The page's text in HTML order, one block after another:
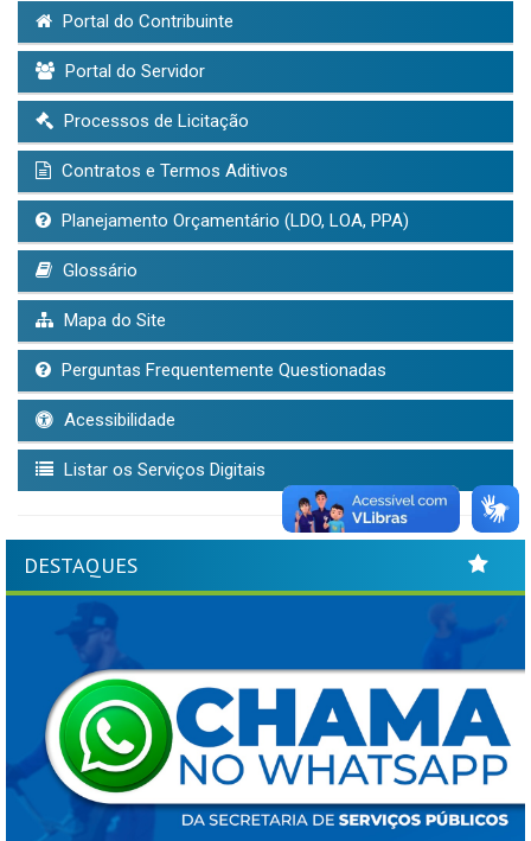
Portal do Contribuinte
Portal do Servidor
Processos de Licitação
Contratos e Termos Aditivos
Planejamento Orçamentário (LDO, LOA, PPA)
Glossário
Mapa do Site
Perguntas Frequentemente Questionadas
Acessibilidade
Listar os Serviços Digitais
DESTAQUES